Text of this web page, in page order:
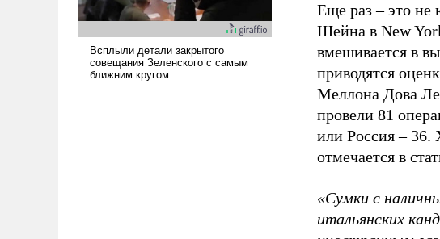
Еще раз – это не
Шейна в New
вмешивается в
приводятся
Меллона Дова
провели 81
или Россия – 36.
отмечается в
«Сумки с
итальянских